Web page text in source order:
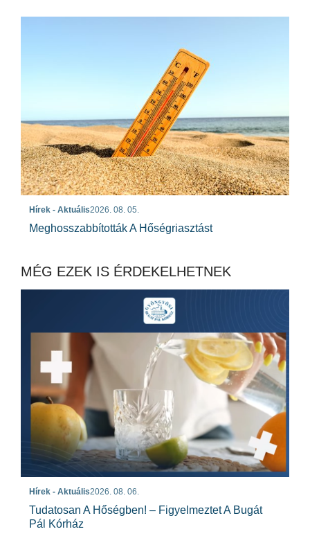
Hírek - Aktuális2026. 08. 05.
Meghosszabbították A Hőségriasztást
MÉG EZEK IS ÉRDEKELHETNEK
Hírek - Aktuális2026. 08. 06.
Tudatosan A Hőségben! – Figyelmeztet A Bugát
Pál Kórház